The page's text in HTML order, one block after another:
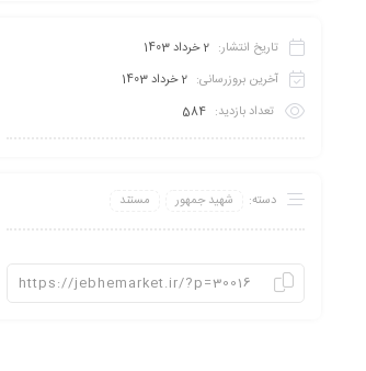
تاریخ انتشار: 2 خرداد 1403
آخرین بروزرسانی: 2 خرداد 1403
تعداد بازدید: 584
دسته: شهید جمهور مستند